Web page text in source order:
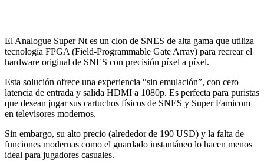
El Analogue Super Nt es un clon de SNES de alta gama que utiliza
tecnología FPGA (Field-Programmable Gate Array) para recrear el
hardware original de SNES con precisión píxel a píxel.
Esta solución ofrece una experiencia “sin emulación”, con cero
latencia de entrada y salida HDMI a 1080p. Es perfecta para puristas
que desean jugar sus cartuchos físicos de SNES y Super Famicom
en televisores modernos.
Sin embargo, su alto precio (alrededor de 190 USD) y la falta de
funciones modernas como el guardado instantáneo lo hacen menos
ideal para jugadores casuales.